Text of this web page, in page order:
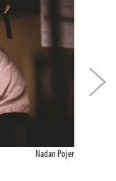
Nadan Pojer